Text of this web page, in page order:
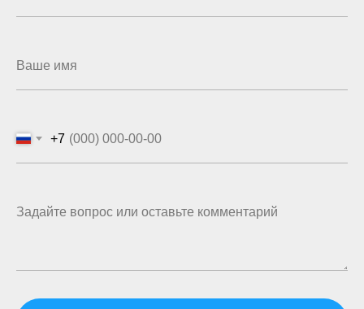
Ваше имя
+7
Задайте вопрос или оставьте комментарий